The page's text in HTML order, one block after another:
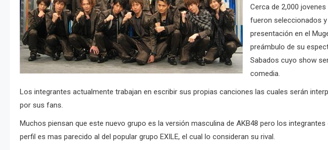
Cerca de 2,000
fueron seleccionados
presentación en el
preámbulo de su
Sabados cuyo show
comedia.
Los integrantes actualmente trabajan en escribir sus propias canciones las cuales serán
por sus fans.
Muchos piensan que este nuevo grupo es la versión masculina de AKB48 pero los integrantes
perfil es mas parecido al del popular grupo EXILE, el cual lo consideran su rival.